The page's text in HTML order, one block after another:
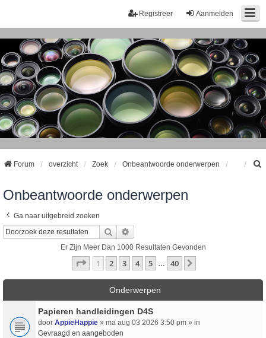
Aanmelden
Registreer
Forum overzicht Zoek Onbeantwoorde onderwerpen
Onbeantwoorde onderwerpen
Ga naar uitgebreid zoeken
Zoek
Er Zijn Meer Dan 1000 Resultaten Gevonden
Pagina Van40
1 2 3 4 5 40
Onderwerpen
Papieren handleidingen D4S
door AppieHappie » ma aug 03 2026 3:50 pm » in
Gevraagd en aangeboden